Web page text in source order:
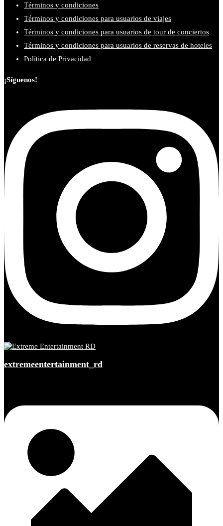
Términos y condiciones
Términos y condiciones para usuarios de viajes
Términos y condiciones para usuarios de tour de conciertos
Términos y condiciones para usuarios de reservas de hoteles
Política de Privacidad
¡Síguenos!
extremeentertainment_rd